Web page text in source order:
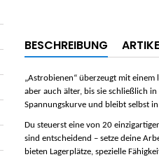
BESCHREIBUNG
„Astrobienen“ überzeugt mit
aber auch älter, bis sie schließlich
Spannungskurve und bleibt selbst
Du steuerst eine von 20
sind entscheidend – setze deine
bieten Lagerplätze, spezielle